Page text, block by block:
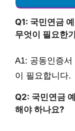
Q1: 국민연금
무엇이 필요한
A1: 공동인증
이 필요합니다.
Q2: 국민연금
해야 하나요?